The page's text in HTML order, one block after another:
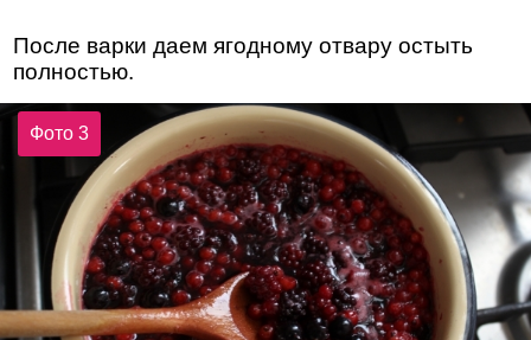
После варки даем ягодному отвару остыть
полностью.
Фото 3